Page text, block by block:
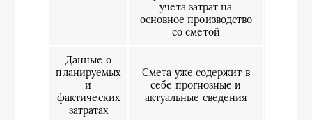
учета затрат на
основное производство
со сметой
Данные о
планируемых
и
фактических
затратах
Смета уже содержит в
себе прогнозные и
актуальные сведения